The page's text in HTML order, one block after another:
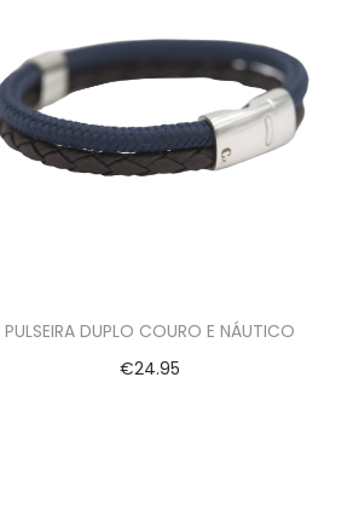
PULSEIRA DUPLO COURO E NÁUTICO
€24.95